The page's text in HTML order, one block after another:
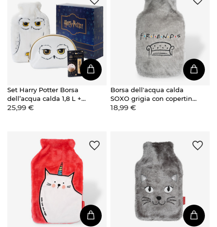
Set Harry Potter Borsa
dell’acqua calda 1,8 L +
Beauty case + Balsamo
25,99 €
Borsa dell'acqua calda
SOXO grigia con copertina
in peluche FRIENDS, idea
18,99 €